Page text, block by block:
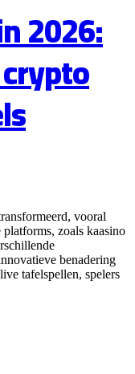
2026:
vooral
zoals kaasino
benadering
tafelspellen, spelers